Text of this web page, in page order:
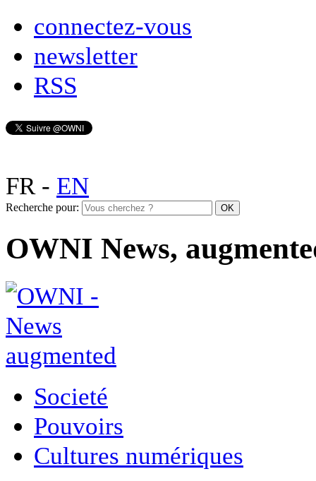
connectez-vous
newsletter
RSS
FR- EN
Recherche pour:
OWNI News,
Societé
Pouvoirs
Cultures numériques